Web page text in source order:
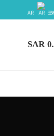
يرحب EN
AR
SAR